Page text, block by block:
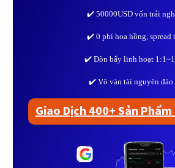
✔️ 50000USD vốn trải
✔️ 0 phí hoa hồng, spread
✔️ Đòn bẩy linh hoạt
✔️ Vô vàn tài nguyên đào
Giao Dịch 400+ Sản